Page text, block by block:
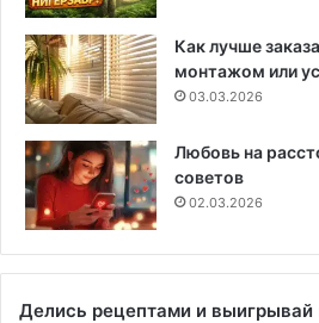
Как лучше
монтажом или
03.03.2026
Любовь на
советов
02.03.2026
Делись рецептами и выигрывай